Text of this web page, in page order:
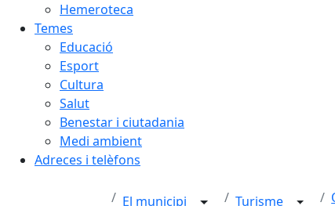
Hemeroteca
Temes
Educació
Esport
Cultura
Salut
Benestar i ciutadania
Medi ambient
Adreces i telèfons
El municipi Turisme